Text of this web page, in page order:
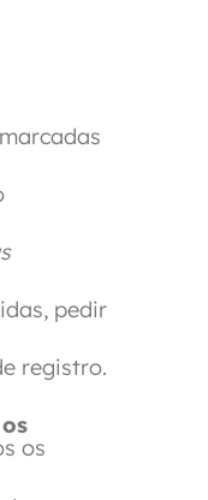
pedir
registro.
os